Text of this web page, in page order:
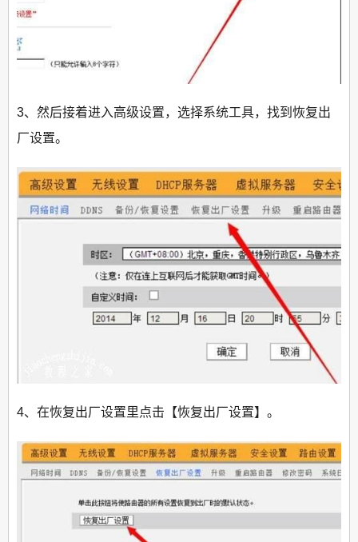
3、然后接着进入高级设置，选择系统工具，找到恢复出
厂设置。
4、在恢复出厂设置里点击【恢复出厂设置】。